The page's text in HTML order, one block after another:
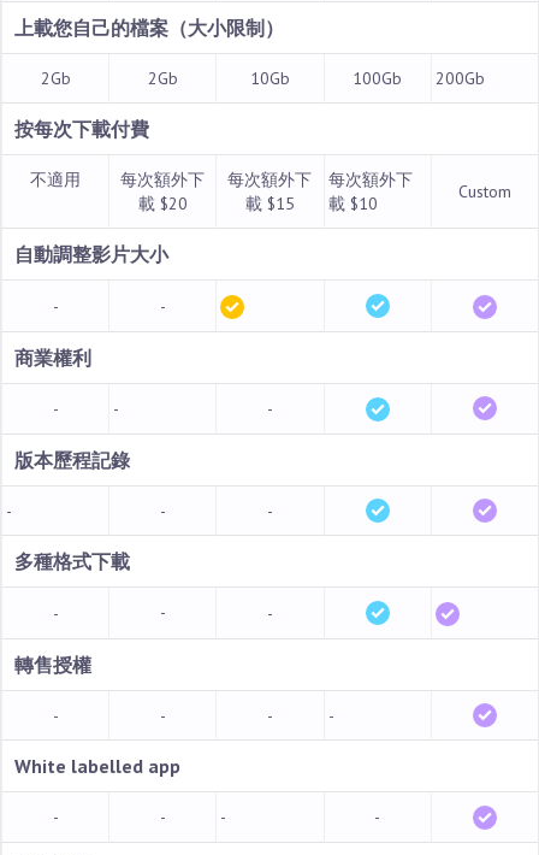
上載您自己的檔案（大小限制）
2Gb 2Gb 10Gb 100Gb 200Gb
按每次下載付費
不適用
每次額外下
載 $20
每次額外下
載 $15
每次額外下
載 $10
Custom
自動調整影片大小
- -
商業權利
- - -
版本歷程記錄
- - -
多種格式下載
- - -
轉售授權
- - - -
White labelled app
- - - -